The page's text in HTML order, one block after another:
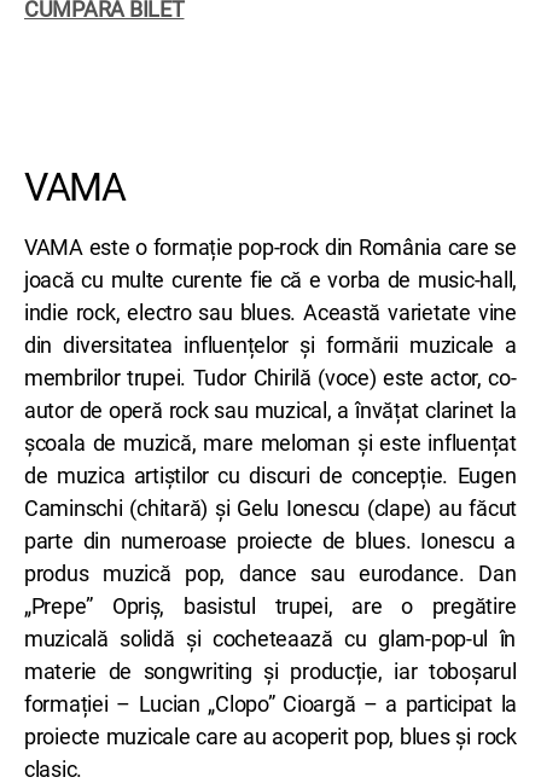
CUMPĂRĂ BILET
VAMA
VAMA este o formație pop-rock din România care se
joacă cu multe curente fie că e vorba de music-hall,
indie rock, electro sau blues. Această varietate vine
din diversitatea influențelor și formării muzicale a
membrilor trupei. Tudor Chirilă (voce) este actor, co-
autor de operă rock sau muzical, a învățat clarinet la
școala de muzică, mare meloman și este influențat
de muzica artiștilor cu discuri de concepție. Eugen
Caminschi (chitară) și Gelu Ionescu (clape) au făcut
parte din numeroase proiecte de blues. Ionescu a
produs muzică pop, dance sau eurodance. Dan
„Prepe” Opriş, basistul trupei, are o pregătire
muzicală solidă și cocheteaază cu glam-pop-ul în
materie de songwriting și producție, iar toboșarul
formației – Lucian „Clopo” Cioargă – a participat la
proiecte muzicale care au acoperit pop, blues și rock
clasic.